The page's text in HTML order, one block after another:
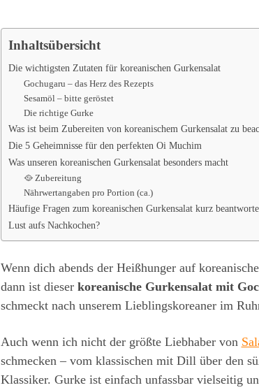
Inhaltsübersicht
Die wichtigsten Zutaten für koreanischen Gurkensalat
Gochugaru – das Herz des Rezepts
Sesamöl – bitte geröstet
Die richtige Gurke
Was ist beim Zubereiten von koreanischem Gurkensalat zu
Die 5 Geheimnisse für den perfekten Oi Muchim
Was unseren koreanischen Gurkensalat besonders macht
🥘 Zubereitung
Nährwertangaben pro Portion (ca.)
Häufige Fragen zum koreanischen Gurkensalat kurz
Lust aufs Nachkochen?
Wenn dich abends der Heißhunger auf
dann ist dieser koreanische Gurkensalat mit
schmeckt nach unserem Lieblingskoreaner im
Auch wenn ich nicht der größte Liebhaber von
schmecken – vom klassischen mit Dill über den
Klassiker. Gurke ist einfach unfassbar vielseitig